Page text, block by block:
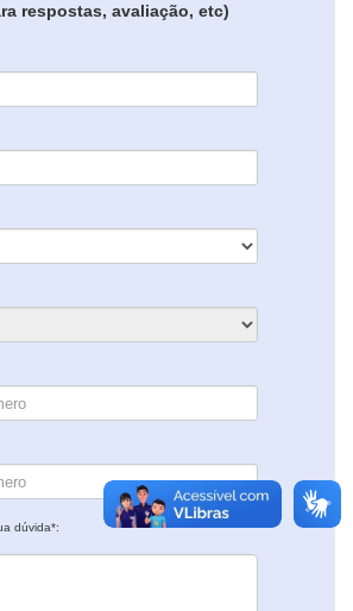
respostas, avaliação, etc)
dúvida*: